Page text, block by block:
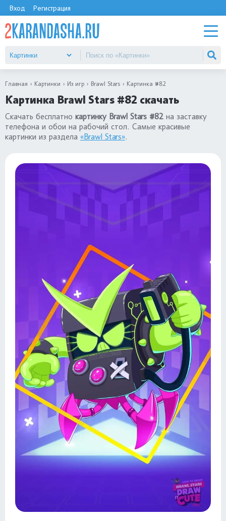
Вход Регистрация
Главная Картинки Из игр Brawl Stars Картинка #82
Картинка Brawl Stars #82 скачать
Скачать бесплатно картинку Brawl Stars #82 на заставку
телефона и обои на рабочий стол. Самые красивые
картинки из раздела «Brawl Stars».